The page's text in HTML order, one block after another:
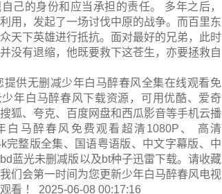
己的身份和应当承担的责任。 多年之后，
用，发起了一场讨伐中原的战争。而百里东
天下英雄进行抵抗。面对最好的兄弟，此时
没有退缩，他既要救下这苍生，亦要拯救自
提供无删减少年白马醉春风全集在线观看免
年白马醉春风下载资源，可用优酷、爱奇
狐、夸克、百度网盘和西瓜影音等手机云播
白马醉春风免费观看超清1080P、 高清
完整版全集、国语粤语版、中文字幕版、中
蓝光未删减版以及bt种子迅雷下载。请收藏
们会第一时间为您更新少年白马醉春风电视
看 ！ 2025-06-08 00:17:16